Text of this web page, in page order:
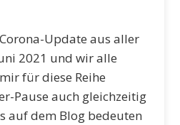
Update aus aller
2021 und wir alle
für diese Reihe
Pause auch gleichzeitig
auf dem Blog bedeuten